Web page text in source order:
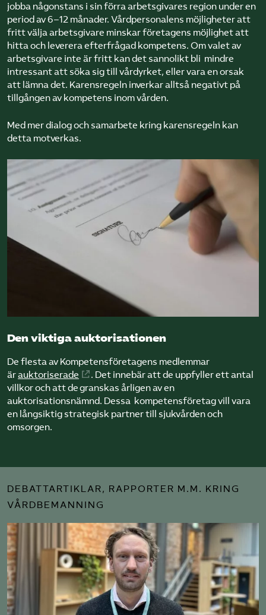
jobba någonstans i sin förra arbetsgivares region under en
period av 6–12 månader. Vårdpersonalens möjligheter att
fritt välja arbetsgivare minskar företagens möjlighet att
hitta och leverera efterfrågad kompetens. Om valet av
arbetsgivare inte är fritt kan det sannolikt bli mindre
intressant att söka sig till vårdyrket, eller vara en orsak
att lämna det. Karensregeln inverkar alltså negativt på
tillgången av kompetens inom vården.
Med mer dialog och samarbete kring karensregeln kan
detta motverkas.
Den viktiga auktorisationen
De flesta av Kompetens­företagens medlemmar
ärauktoriserade
. Det innebär att de uppfyller ett antal
villkor och att de granskas årligen av en
auktorisationsnämnd. Dessa kompetens­företag vill vara
en långsiktig strategisk partner till sjukvården och
omsorgen.
DEBATTARTIKLAR, RAPPORTER M.M. KRING
VÅRDBEMANNING